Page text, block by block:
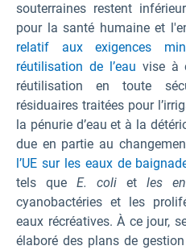
souterraines restent
pour la santé humaine et
relatif aux exigences
réutilisation de l’eau vise à
réutilisation en toute
résiduaires traitées pour
la pénurie d’eau et à la
due en partie au
l’UE sur les eaux de
tels que E. coli et les
cyanobactéries et les
eaux récréatives. À ce jour,
élaboré des plans de